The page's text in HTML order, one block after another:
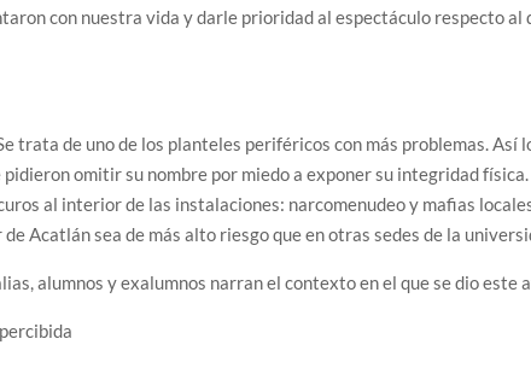
con nuestra vida y darle prioridad al espectáculo respecto al
trata de uno de los planteles periféricos con más problemas. Así
omitir su nombre por miedo a exponer su integridad física.
al interior de las instalaciones: narcomenudeo y mafias
Acatlán sea de más alto riesgo que en otras sedes de la
alumnos y exalumnos narran el contexto en el que se dio este